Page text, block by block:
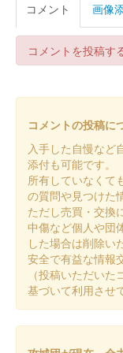
販売終了
深溝松平家が吉田城
築工事を行ったこと
ル番号入り
吉田城 御
1500枚限定
吉田城 御
限定1500枚。
吉田城 御
コメント 画像
コメントを投稿す
コメントの投稿に
入手した自慢など
添付も可能です。
所有していなくて
の質問や見つけた
ただし売買・交換
中傷など個人や団
した場合は削除い
安全で有益な情報
（投稿いただい
基づいて利用させ